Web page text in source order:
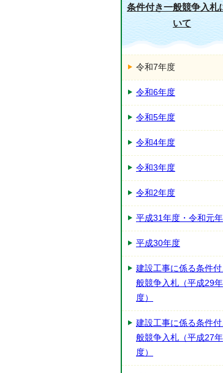
条件付き一般競争入札
いて
令和7年度
令和6年度
令和5年度
令和4年度
令和3年度
令和2年度
平成31年度・令和元
平成30年度
建設工事に係る条件
般競争入札（平成29年
度）
建設工事に係る条件
般競争入札（平成27年
度）